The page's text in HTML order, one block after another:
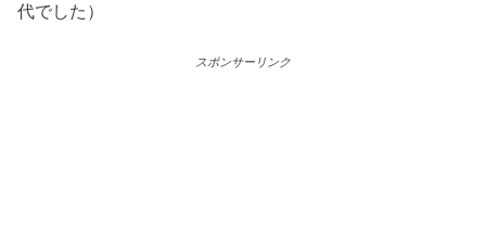
代でした）
スポンサーリンク